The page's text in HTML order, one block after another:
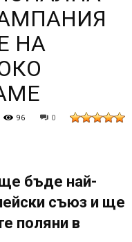
НА
0
96
бъде най-
съюз и ще
поляни в